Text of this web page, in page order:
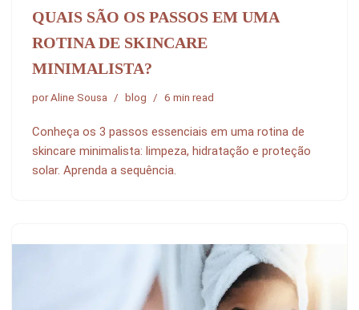
QUAIS SÃO OS PASSOS EM UMA
ROTINA DE SKINCARE
MINIMALISTA?
porAline Sousa blog 6 min read
Conheça os 3 passos essenciais em uma rotina de
skincare minimalista: limpeza, hidratação e proteção
solar. Aprenda a sequência.